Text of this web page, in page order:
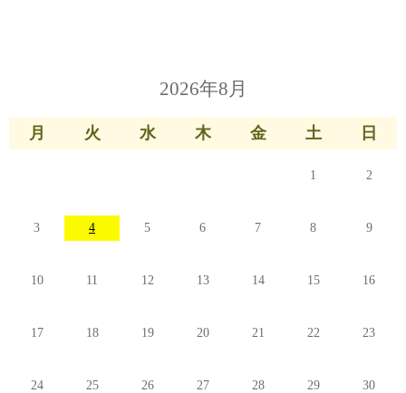
2026年8月
月 火 水 木 金 土 日
1 2
3 4 5 6 7 8 9
10 11 12 13 14 15 16
17 18 19 20 21 22 23
24 25 26 27 28 29 30